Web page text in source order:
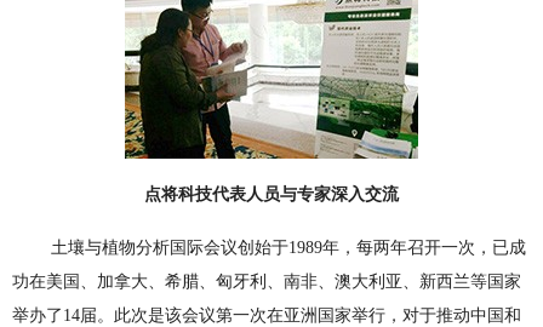
点将科技代表人员与专家深入交流
土壤与植物分析国际会议创始于1989年，每两年召开一次，已成
功在美国、加拿大、希腊、匈牙利、南非、澳大利亚、新西兰等国家
举办了14届。此次是该会议第一次在亚洲国家举行，对于推动中国和